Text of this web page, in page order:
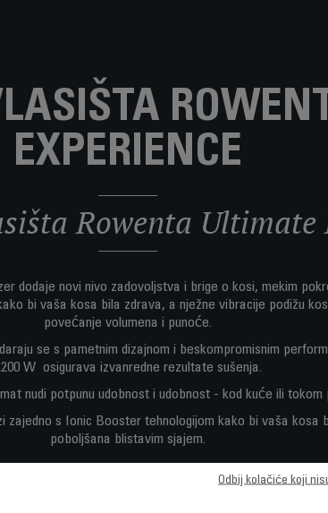
EXPERIENCE
Rowenta Ultimate
dodaje novi nivo zadovoljstva i brige o kosi, mekim
bi vaša kosa bila zdrava, a nježne vibracije podižu
povećanje volumena i punoće.
se s pametnim dizajnom i beskompromisnim
W osigurava izvanredne rezultate sušenja.
nudi potpunu udobnost i udobnost - kod kuće ili tokom
zajedno s Ionic Booster tehnologijom kako bi vaša kosa
poboljšana blistavim sjajem.
Odbij kolačiće koji